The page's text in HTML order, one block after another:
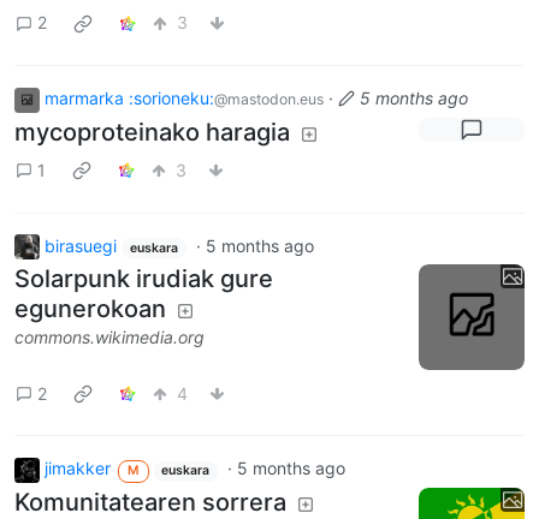
2 3
marmarka :sorioneku:@mastodon.eus · 5 months ago
mycoproteinako haragia
1 3
birasuegi euskara · 5 months ago
Solarpunk irudiak gure
egunerokoan
commons.wikimedia.org
2 4
jimakker M euskara · 5 months ago
Komunitatearen sorrera